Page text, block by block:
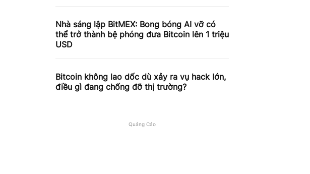
Nhà sáng lập BitMEX: Bong bóng AI vỡ có
thể trở thành bệ phóng đưa Bitcoin lên 1 triệu
USD
Bitcoin không lao dốc dù xảy ra vụ hack lớn,
điều gì đang chống đỡ thị trường?
Quảng Cáo